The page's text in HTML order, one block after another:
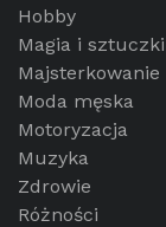
Hobby
Magia i sztuczki
Majsterkowanie
Moda męska
Motoryzacja
Muzyka
Zdrowie
Różności